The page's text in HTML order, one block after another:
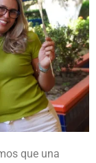
que una